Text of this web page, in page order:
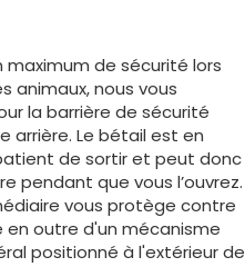
maximum de sécurité lors
animaux, nous vous
la barrière de sécurité
arrière. Le bétail est en
de sortir et peut donc
pendant que vous l’ouvrez.
vous protège contre
en outre d'un mécanisme
positionné à l'extérieur de